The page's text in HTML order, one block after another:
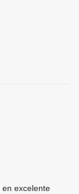
en excelente